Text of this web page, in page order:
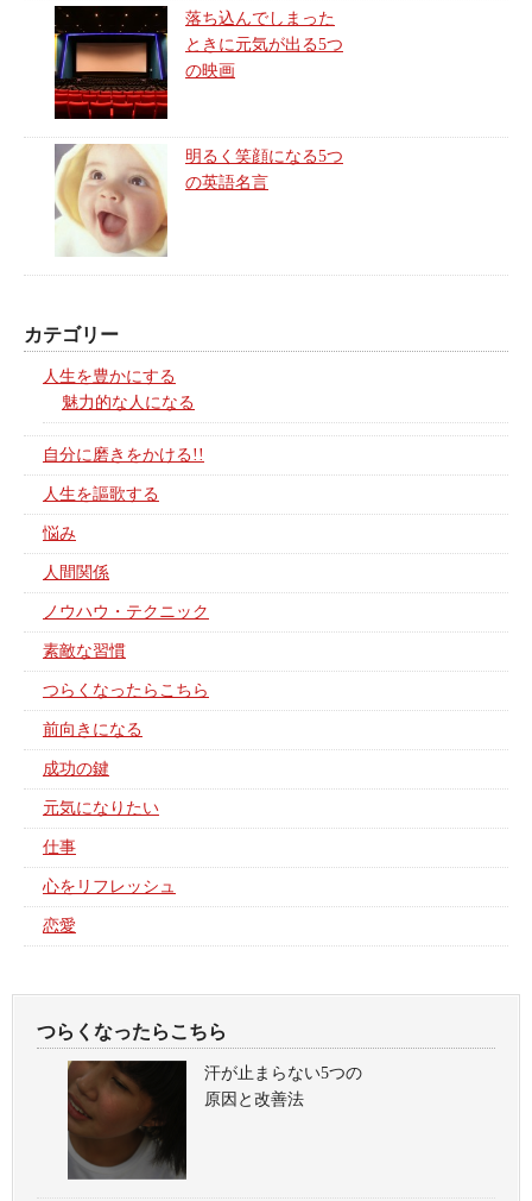
落ち込んでしまった
ときに元気が出る5つ
の映画
明るく笑顔になる5つ
の英語名言
カテゴリー
人生を豊かにする
魅力的な人になる
自分に磨きをかける!!
人生を謳歌する
悩み
人間関係
ノウハウ・テクニック
素敵な習慣
つらくなったらこちら
前向きになる
成功の鍵
元気になりたい
仕事
心をリフレッシュ
恋愛
つらくなったらこちら
汗が止まらない5つの
原因と改善法